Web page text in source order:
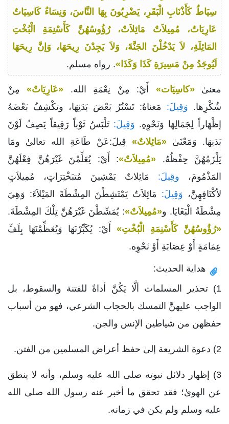
سِيَاطٌ كَأَذْنَابِ الْبَقَرِ، يَضْرِبُونَ بِهَا النَّاسَ، وَنِسَاءٌ كَاسِيَاتٌ
عَارِيَاتٌ، مُمِيلاَتٌ مَائِلاَتٌ، رُؤُوسُهُنَّ كَأَسْنِمَةِ الْبُخْتِ
المَائِلَةِ، لاَ يَدْخُلْنَ الجَنَّةَ، وَلاَ يَجِدْنَ رِيحَهَا، وَإنَّ رِيحَهَا
لَيُوجَدُ مِنْ مَسِيرَةِ كَذَا وَكَذَا». رواه مسلم.
معنىٰ«كاسِيَات» أَيْ: مِنْ نِعْمَةِ الله. «عَارِيَاتٌ»مِنْ
شُكْرِها. وَقِيلَ: مَعناهُ: تَسْتُرُ بَعْضَ بَدَنِهَا، وتكْشِفُ بَعْضَهُ
إظْهَاراً لِجَمَالِهَا وَنَحْوِهِ. وَقِيلَ: تَلْبَسُ ثَوْباً رَقِيقاً يَصِفُ لَوْنَ
بَدَنِهَا. وَمَعْنَىٰ«مَائِلاتٌ» قِيلَ:عَنْ طَاعَةِ الله تعالىٰ ومَا
يَلْزَمُهُنَّ حِفْظُهُ. «مُمِيلاَتٌ»: أَيْ: يُعَلِّمْنَ غَيْرَهُنَّ فِعْلَهُنَّ
المَذْمُومَ، وقِيلَ: مَائِلاتٌ يَمْشِينَ مُتبَخْتِرَاتٍ، مُمِيلاَتٍ
لأكْتَافِهِنَّ، وَقِيلَ: مَائِلاَتٌ يَمْتَشِطْنَ المِشْطَةَ المَيْلاَءَ: وَهِيَ
مِشْطَةُ الْبَغَايَا. و«مُمِيلاَتٌ»: يُمَشّطْنَ غَيْرَهُنَّ تِلْكَ المِشْطَةَ.
«رُؤُوسُهُنَّ كَأَسْنِمَةِ الْبُخْتِ» أَيْ: يُكَبِّرْنَهَا وَيُعَظِّمْنَهَا بِلَفِّ
عِمَامَةٍ أَوْ عِصَابَةِ أَوْ نَحْوِه.
هداية الحديث:
1) تحذير المسلمات ألَّا يَكُنَّ أداةً للفتنة والسقوط، بل
الواجب عليهنَّ التمسك بالحجاب الشرعي، فهو من أسباب
حفظهن من شياطين الإنس والجن.
2) دعوة الشريعة إلىٰ حفظ أعراض المسلمين من الفتن.
3) إظهار دلائل نبوته صلى الله عليه وسلم، وأنه لا ينطق
عن الهوىٰ؛ فقد تحقق ما أخبر عنه رسول الله صلى الله
عليه وسلم ولم يكن في زمانه.